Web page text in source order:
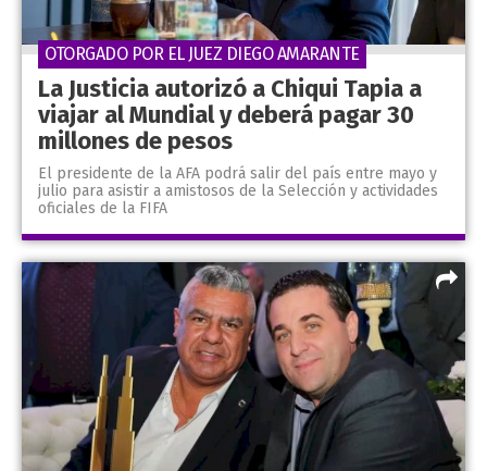
La Justicia autorizó a Chiqui Tapia a
viajar al Mundial y deberá pagar 30
millones de pesos
El presidente de la AFA podrá salir del país entre mayo y
julio para asistir a amistosos de la Selección y actividades
oficiales de la FIFA
OTORGADO POR EL JUEZ DIEGO AMARANTE